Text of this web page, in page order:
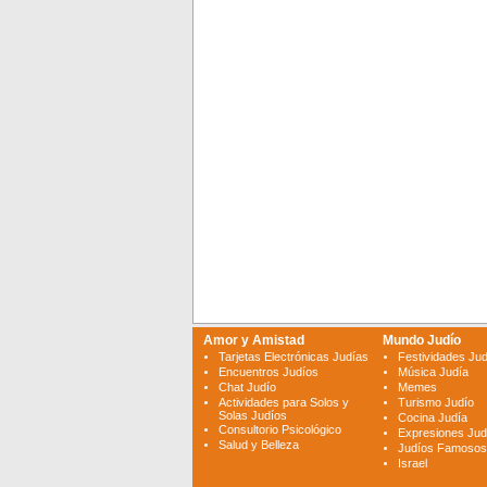
Amor y Amistad
Tarjetas Electrónicas Judías
Encuentros Judíos
Chat Judío
Actividades para Solos y
Solas Judíos
Consultorio Psicológico
Salud y Belleza
Mundo Judío
Festividades
Música Judía
Memes
Turismo Judío
Cocina Judía
Expresiones
Judíos Famosos
Israel